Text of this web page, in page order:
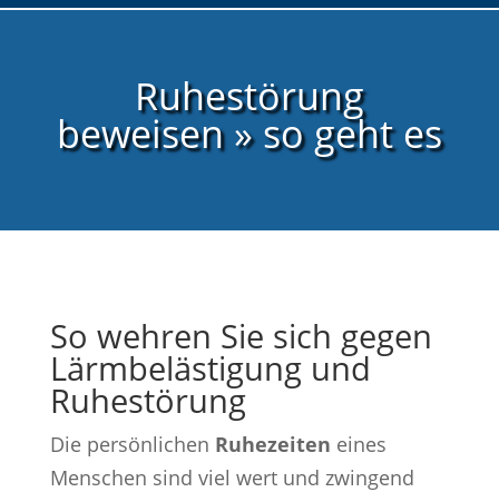
Ruhestörung
beweisen » so geht es
So wehren Sie sich gegen
Lärmbelästigung und
Ruhestörung
Die persönlichen Ruhezeiten eines
Menschen sind viel wert und zwingend